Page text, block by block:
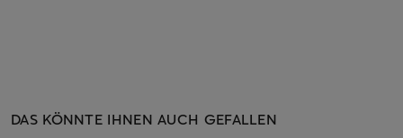
DAS KÖNNTE IHNEN AUCH GEFALLEN